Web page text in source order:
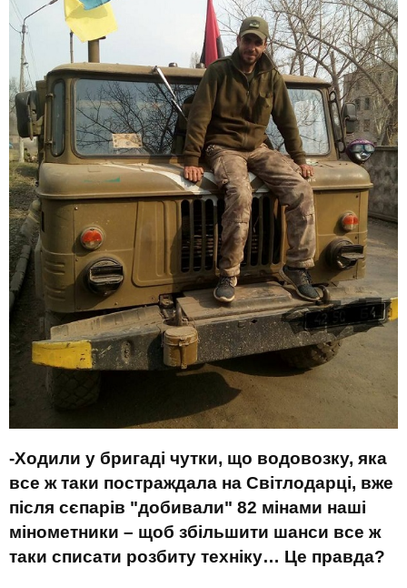
-Ходили у бригаді чутки, що водовозку, яка
все ж таки постраждала на Світлодарці, вже
після сєпарів "добивали" 82 мінами наші
мінометники – щоб збільшити шанси все ж
таки списати розбиту техніку… Це правда?